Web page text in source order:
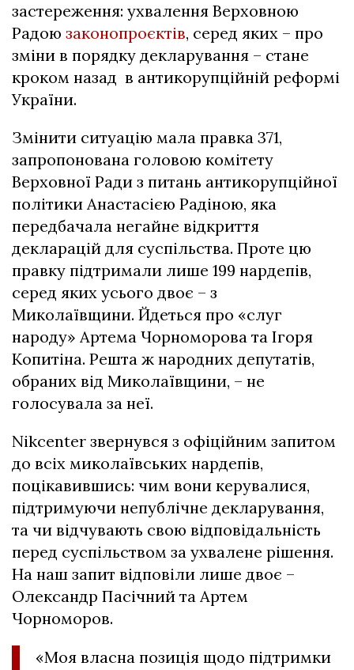
застереження: ухвалення Верховною
Радою законопроєктів, серед яких – про
зміни в порядку декларування – стане
кроком назад в антикорупційній реформі
України.
Змінити ситуацію мала правка 371,
запропонована головою комітету
Верховної Ради з питань антикорупційної
політики Анастасією Радіною, яка
передбачала негайне відкриття
декларацій для суспільства. Проте цю
правку підтримали лише 199 нардепів,
серед яких усього двоє – з
Миколаївщини. Йдеться про «слуг
народу» Артема Чорноморова та Ігоря
Копитіна. Решта ж народних депутатів,
обраних від Миколаївщини, – не
голосувала за неї.
Nikcenter звернувся з офіційним запитом
до всіх миколаївських нардепів,
поцікавившись: чим вони керувалися,
підтримуючи непублічне декларування,
та чи відчувають свою відповідальність
перед суспільством за ухвалене рішення.
На наш запит відповіли лише двоє –
Олександр Пасічний та Артем
Чорноморов.
«Моя власна позиція щодо підтримки